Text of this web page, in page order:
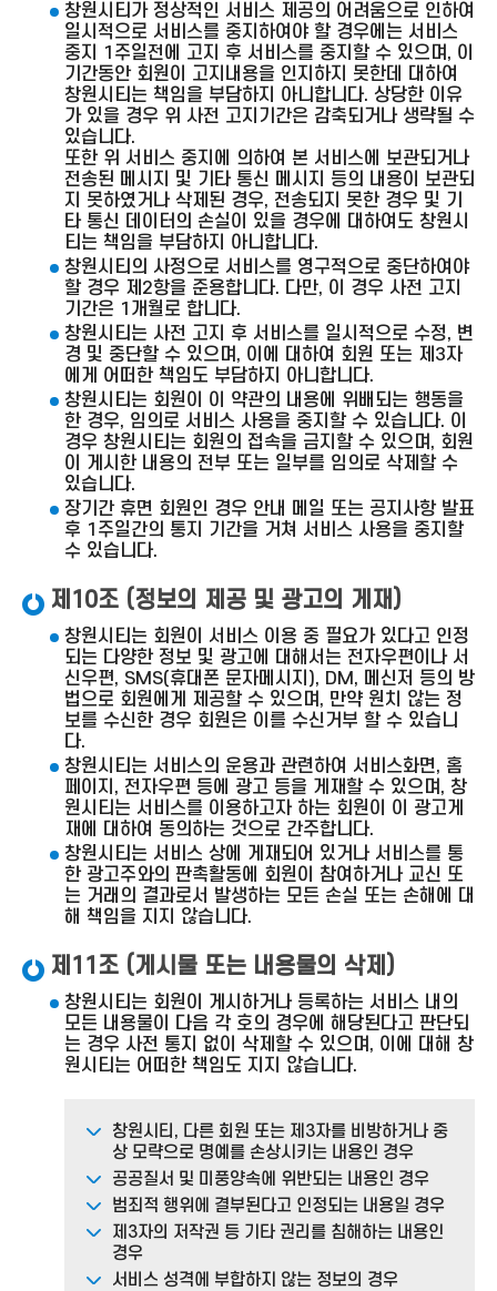
창원시티가 정상적인 서비스 제공의 어려움으로 인하여
일시적으로 서비스를 중지하여야 할 경우에는 서비스
중지 1주일전에 고지 후 서비스를 중지할 수 있으며, 이
기간동안 회원이 고지내용을 인지하지 못한데 대하여
창원시티는 책임을 부담하지 아니합니다. 상당한 이유
가 있을 경우 위 사전 고지기간은 감축되거나 생략될 수
있습니다.
또한 위 서비스 중지에 의하여 본 서비스에 보관되거나
전송된 메시지 및 기타 통신 메시지 등의 내용이 보관되
지 못하였거나 삭제된 경우, 전송되지 못한 경우 및 기
타 통신 데이터의 손실이 있을 경우에 대하여도 창원시
티는 책임을 부담하지 아니합니다.
창원시티의 사정으로 서비스를 영구적으로 중단하여야
할 경우 제2항을 준용합니다. 다만, 이 경우 사전 고지
기간은 1개월로 합니다.
창원시티는 사전 고지 후 서비스를 일시적으로 수정, 변
경 및 중단할 수 있으며, 이에 대하여 회원 또는 제3자
에게 어떠한 책임도 부담하지 아니합니다.
창원시티는 회원이 이 약관의 내용에 위배되는 행동을
한 경우, 임의로 서비스 사용을 중지할 수 있습니다. 이
경우 창원시티는 회원의 접속을 금지할 수 있으며, 회원
이 게시한 내용의 전부 또는 일부를 임의로 삭제할 수
있습니다.
장기간 휴면 회원인 경우 안내 메일 또는 공지사항 발표
후 1주일간의 통지 기간을 거쳐 서비스 사용을 중지할
수 있습니다.
제10조 (정보의 제공 및 광고의 게재)
창원시티는 회원이 서비스 이용 중 필요가 있다고 인정
되는 다양한 정보 및 광고에 대해서는 전자우편이나 서
신우편, SMS(휴대폰 문자메시지), DM, 메신저 등의 방
법으로 회원에게 제공할 수 있으며, 만약 원치 않는 정
보를 수신한 경우 회원은 이를 수신거부 할 수 있습니
다.
창원시티는 서비스의 운용과 관련하여 서비스화면, 홈
페이지, 전자우편 등에 광고 등을 게재할 수 있으며, 창
원시티는 서비스를 이용하고자 하는 회원이 이 광고게
재에 대하여 동의하는 것으로 간주합니다.
창원시티는 서비스 상에 게재되어 있거나 서비스를 통
한 광고주와의 판촉활동에 회원이 참여하거나 교신 또
는 거래의 결과로서 발생하는 모든 손실 또는 손해에 대
해 책임을 지지 않습니다.
제11조 (게시물 또는 내용물의 삭제)
창원시티는 회원이 게시하거나 등록하는 서비스 내의
모든 내용물이 다음 각 호의 경우에 해당된다고 판단되
는 경우 사전 통지 없이 삭제할 수 있으며, 이에 대해 창
원시티는 어떠한 책임도 지지 않습니다.
창원시티, 다른 회원 또는 제3자를 비방하거나 중
상 모략으로 명예를 손상시키는 내용인 경우
공공질서 및 미풍양속에 위반되는 내용인 경우
범죄적 행위에 결부된다고 인정되는 내용일 경우
제3자의 저작권 등 기타 권리를 침해하는 내용인
경우
서비스 성격에 부합하지 않는 정보의 경우